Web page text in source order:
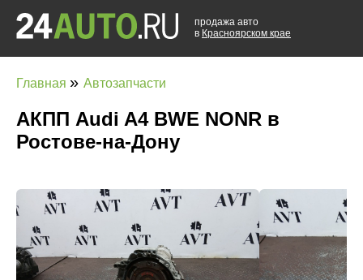
продажа авто
в Красноярском крае
Главная » Автозапчасти
АКПП Audi A4 BWE NONR в
Ростове-на-Дону